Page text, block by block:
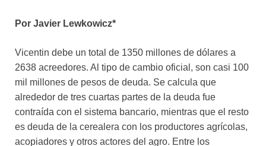
Por Javier Lewkowicz*
Vicentin debe un total de 1350 millones de dólares a
2638 acreedores. Al tipo de cambio oficial, son casi 100
mil millones de pesos de deuda. Se calcula que
alrededor de tres cuartas partes de la deuda fue
contraída con el sistema bancario, mientras que el resto
es deuda de la cerealera con los productores agrícolas,
acopiadores y otros actores del agro. Entre los